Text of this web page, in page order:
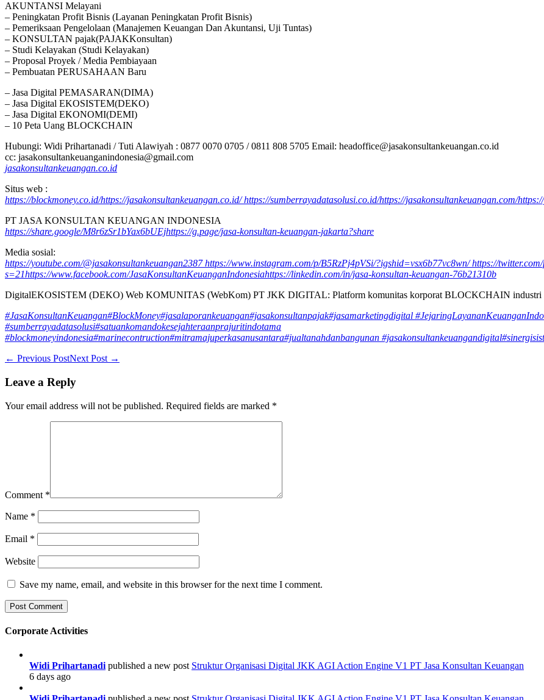
AKUNTANSI Melayani
– Peningkatan Profit Bisnis (Layanan Peningkatan Profit Bisnis)
– Pemeriksaan Pengelolaan (Manajemen Keuangan Dan Akuntansi, Uji Tuntas)
– KONSULTAN pajak(PAJAKKonsultan)
– Studi Kelayakan (Studi Kelayakan)
– Proposal Proyek / Media Pembiayaan
– Pembuatan PERUSAHAAN Baru
– Jasa Digital PEMASARAN(DIMA)
– Jasa Digital EKOSISTEM(DEKO)
– Jasa Digital EKONOMI(DEMI)
– 10 Peta Uang BLOCKCHAIN
Hubungi: Widi Prihartanadi / Tuti Alawiyah : 0877 0070 0705 / 0811 808 5705 Email: headoffice@jasakonsultankeuangan.co.id
cc: jasakonsultankeuanganindonesia@gmail.com
jasakonsultankeuangan.co.id
Situs web :
https://blockmoney.co.id/https://jasakonsultankeuangan.co.id/https://sumberrayadatasolusi.co.id/https://jasakonsultankeuangan.com/
PT JASA KONSULTAN KEUANGAN INDONESIA
https://share.google/M8r6zSr1bYax6bUEjhttps://g.page/jasa-konsultan-keuangan-jakarta?share
Media sosial:
https://youtube.com/@jasakonsultankeuangan2387https://www.instagram.com/p/B5RzPj4pVSi/?igshid=vsx6b77vc8wn/https://
s=21https://www.facebook.com/JasaKonsultanKeuanganIndonesiahttps://linkedin.com/in/jasa-konsultan-keuangan-76b21310b
DigitalEKOSISTEM (DEKO) Web KOMUNITAS (WebKom) PT JKK DIGITAL: Platform komunitas korporat BLOCKCHAIN industri
#JasaKonsultanKeuangan#BlockMoney#jasalaporankeuangan#jasakonsultanpajak#jasamarketingdigital
#sumberrayadatasolusi#satuankomandokesejahteraanprajuritindotama
#blockmoneyindonesia#marinecontruction#mitramajuperkasanusantara#jualtanahdanbangunan #jasakonsultankeuangandigital
Post
← Previous PostNext Post →
Leave a Reply
Your email address will not be published. Required fields are marked *
Comment *
Name *
Email *
Website
Save my name, email, and website in this browser for the next time I comment.
Corporate Activities
Widi Prihartanadi published a new post Struktur Organisasi Digital JKK AGI Action Engine V1 PT Jasa Konsultan Keuangan
6 days ago